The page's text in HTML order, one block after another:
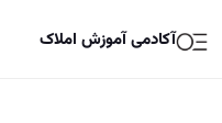
آکادمی آموزش املاک